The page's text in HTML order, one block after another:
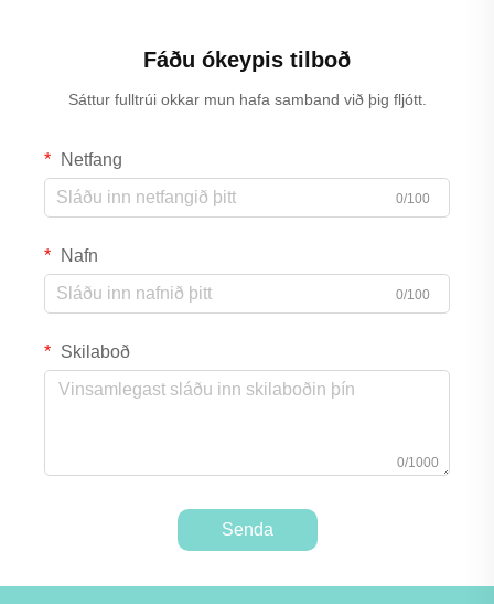
úr stál
Fáðu ókeypis tilboð
Sáttur fulltrúi okkar mun hafa samband við þig fljótt.
Netfang
0/100
Nafn
0/100
Skilaboð
0/1000
Senda